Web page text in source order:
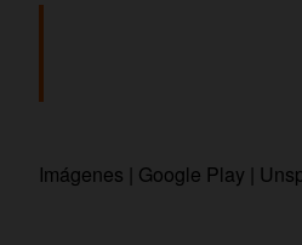
Imágenes | Google Play |